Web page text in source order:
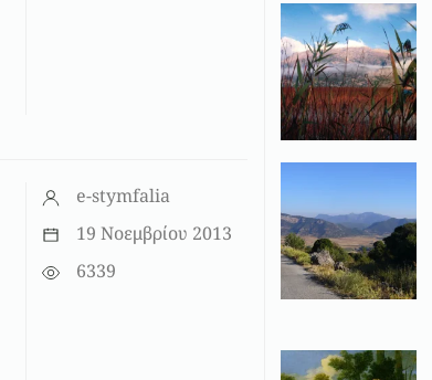
e-stymfalia
19 Νοεμβρίου 2013
6339